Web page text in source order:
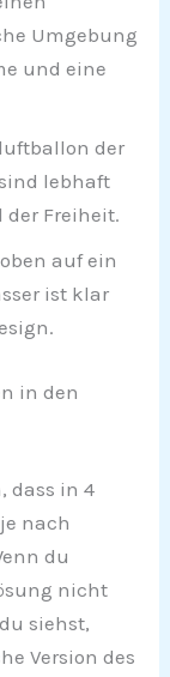
Umgebung
und eine
der
lebhaft
Freiheit.
auf ein
ist klar
in den
dass in 4
nach
du
nicht
siehst,
Version des